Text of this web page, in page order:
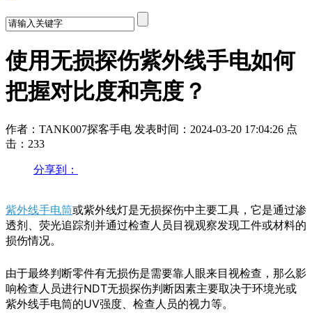
使用无损探伤紫外线手电如何
把握对比度和亮度？
作者：TANK007探客手电 发表时间：2024-03-20 17:04:26 点
击：233
分享到：
紫外线手电筒或紫外线灯是无损探伤中主要工具，它是通过渗
透剂、荧光追踪剂并通过检查人员目视观察发现工件或材料的
损伤情况。
由于最终判断零件有无损伤是需要靠人眼来目视检查，那么影
响检查人员进行NDT无损探伤判断因素主要取决于环境光或
紫外线手电筒的UV强度、检查人员的视力等。